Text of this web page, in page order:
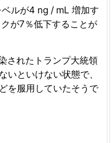
ルが4 ng / mL 増加す
が7％低下することが
されたトランプ大統領
いといけない状態で、
を服用していたそうで